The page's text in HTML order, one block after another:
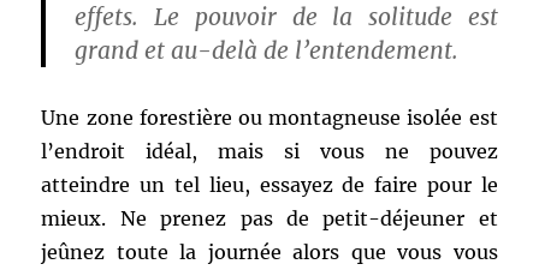
effets. Le pouvoir de la solitude est
grand et au-delà de l’entendement.
Une zone forestière ou montagneuse isolée est
l’endroit idéal, mais si vous ne pouvez
atteindre un tel lieu, essayez de faire pour le
mieux. Ne prenez pas de petit-déjeuner et
jeûnez toute la journée alors que vous vous